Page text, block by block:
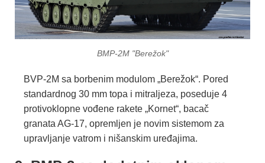
BMP-2M "Berežok"
BVP-2M sa borbenim modulom „Berežok“. Pored
standardnog 30 mm topa i mitraljeza, poseduje 4
protivoklopne vođene rakete „Kornet“, bacač
granata AG-17, opremljen je novim sistemom za
upravljanje vatrom i nišanskim uređajima.